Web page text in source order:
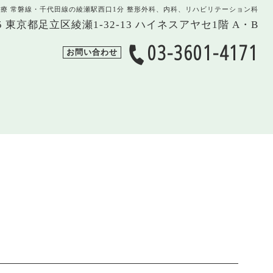
常磐線・千代田線の綾瀬駅西口1分 整形外科、内科、リハビリテーション科
東京都足立区綾瀬1-32-13 ハイネスアヤセ1階 A・B
お問い合わせ 03-3601-4171